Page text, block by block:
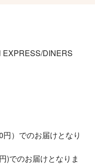
DINERS
）でのお届けとなり
)でのお届けとなりま